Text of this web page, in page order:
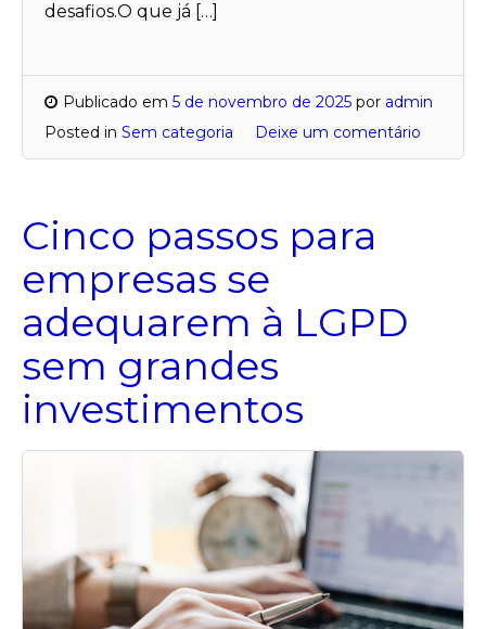
desafios.O que já […]
Publicado em 5 de novembro de 2025 por admin
Posted in Sem categoria Deixe um comentário
Cinco passos para
empresas se
adequarem à LGPD
sem grandes
investimentos